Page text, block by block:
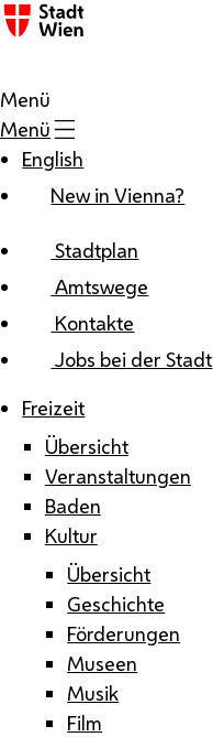
Zum Inhalt
Menü
Menü
English
New in Vienna?
Stadtplan
Amtswege
Kontakte
Jobs bei der Stadt
Freizeit
Übersicht
Veranstaltungen
Baden
Kultur
Übersicht
Geschichte
Förderungen
Museen
Musik
Film